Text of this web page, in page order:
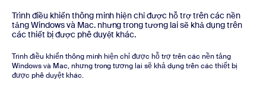
Trình điều khiển thông minh hiện chỉ được hỗ trợ trên các nền
tảng Windows và Mac. nhưng trong tương lai sẽ khả dụng trên
các thiết bị được phê duyệt khác.
Trình điều khiển thông minh hiện chỉ được hỗ trợ trên các nền tảng
Windows và Mac, nhưng trong tương lai sẽ khả dụng trên các thiết bị
được phê duyệt khác.